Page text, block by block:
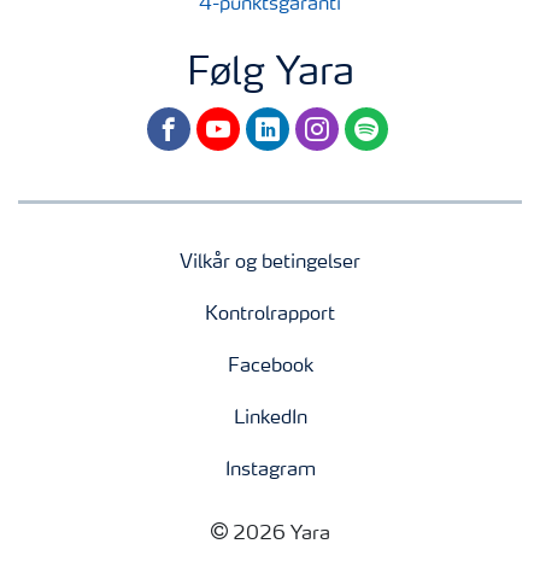
4-punktsgaranti
Følg Yara
facebookyoutubelinkedininstagram
spotify
Vilkår og betingelser
Kontrolrapport
Facebook
LinkedIn
Instagram
2026 Yara